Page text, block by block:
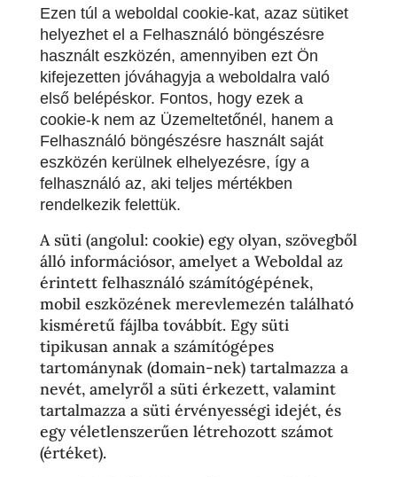
Ezen túl a weboldal cookie-kat, azaz sütiket
helyezhet el a Felhasználó böngészésre
használt eszközén, amennyiben ezt Ön
kifejezetten jóváhagyja a weboldalra való
első belépéskor. Fontos, hogy ezek a
cookie-k nem az Üzemeltetőnél, hanem a
Felhasználó böngészésre használt saját
eszközén kerülnek elhelyezésre, így a
felhasználó az, aki teljes mértékben
rendelkezik felettük.
A süti (angolul: cookie) egy olyan, szövegből
álló információsor, amelyet a Weboldal az
érintett felhasználó számítógépének,
mobil eszközének merevlemezén található
kisméretű fájlba továbbít. Egy süti
tipikusan annak a számítógépes
tartománynak (domain-nek) tartalmazza a
nevét, amelyről a süti érkezett, valamint
tartalmazza a süti érvényességi idejét, és
egy véletlenszerűen létrehozott számot
(értéket).